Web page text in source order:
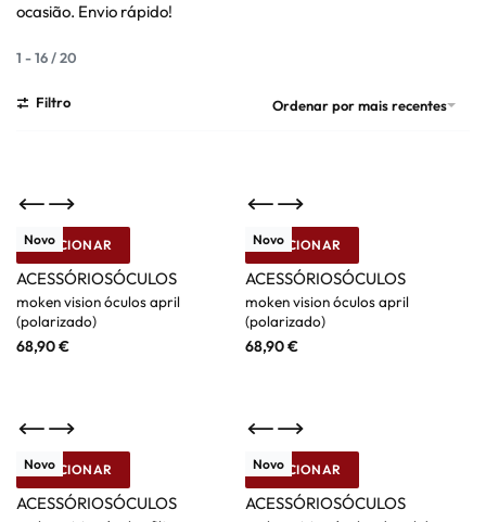
ocasião. Envio rápido!
1 -16/20
Ordenar por mais recentes
Filtro
Novo
ADICIONAR
Moken
ACESSÓRIOSÓCULOS
moken vision óculos april
(polarizado)
68,90€
Novo
ADICIONAR
Moken
ACESSÓRIOSÓCULOS
moken vision óculos april
(polarizado)
68,90€
Novo
ADICIONAR
Moken
ACESSÓRIOSÓCULOS
Novo
ADICIONAR
Moken
ACESSÓRIOSÓCULOS